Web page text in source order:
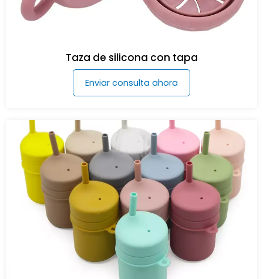
Taza de silicona con tapa
Enviar consulta ahora